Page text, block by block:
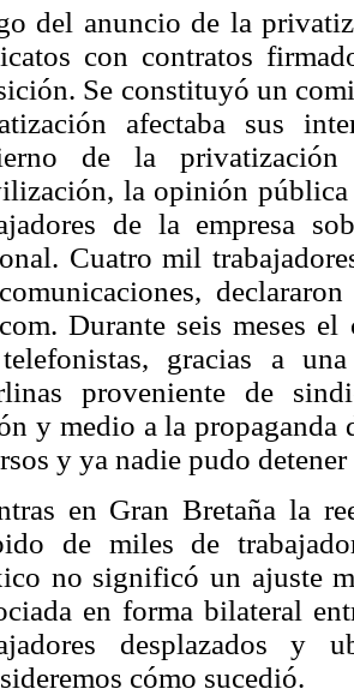
del anuncio de la
con contratos
Se constituyó un
afectaba sus
de la
la opinión
de la empresa
Cuatro mil
Durante seis meses
gracias a
proveniente de
y medio a la propaganda
y ya nadie pudo
en Gran Bretaña la
de miles de
no significó un ajuste
en forma bilateral
desplazados y
cómo sucedió.